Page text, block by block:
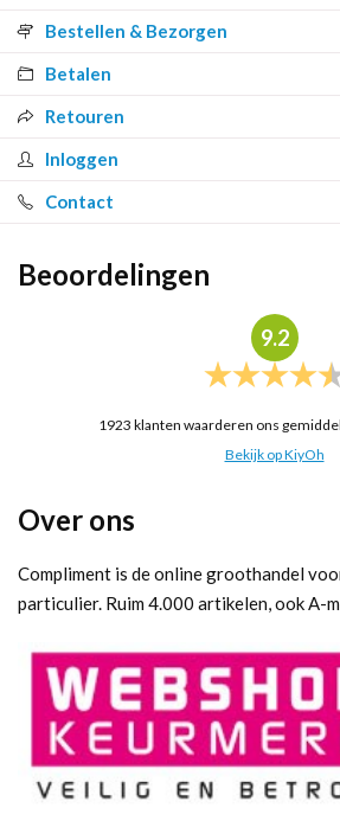
Bestellen & Bezorgen
Betalen
Retouren
Inloggen
Contact
Beoordelingen
9.2
1923 klanten waarderen ons
Bekijk op KiyOh
Over ons
Compliment is de online groothandel
particulier. Ruim 4.000 artikelen, ook A-